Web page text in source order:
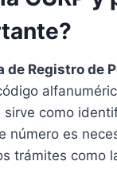
de Registro de
sirve como
número es
trámites como